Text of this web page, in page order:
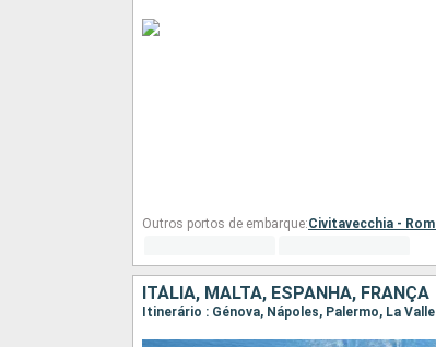
Outros portos de embarque:Civitavecchia -
ITÁLIA, MALTA, ESPANHA, FRANÇA
Itinerário : Génova, Nápoles, Palermo, La